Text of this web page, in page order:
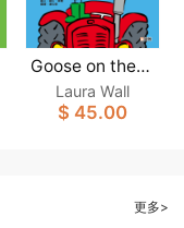
Goose on the F
arm [Goose白
鵝小菇故事系
Laura Wall
$ 45.00
更多>